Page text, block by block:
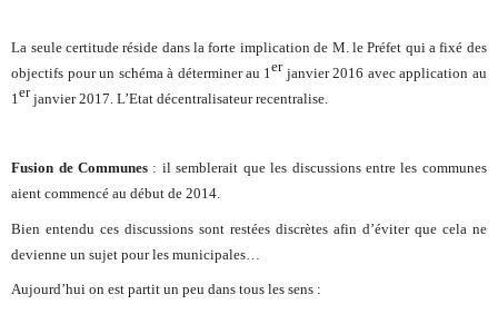
La seule certitude réside dans la forte implication de M. le Préfet qui a fixé des
objectifs pour un schéma à déterminer au 1er janvier 2016 avec application au
1erjanvier 2017. L’Etat décentralisateur recentralise.
Fusion de Communes : il semblerait que les discussions entre les communes
aient commencé au début de 2014.
Bien entendu ces discussions sont restées discrètes afin d’éviter que cela ne
devienne un sujet pour les municipales…
Aujourd’hui on est partit un peu dans tous les sens :